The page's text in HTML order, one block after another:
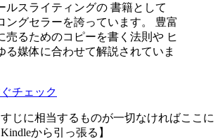
ルスライティングの 書籍として
ングセラーを誇っています。 豊富
売るためのコピーを書く法則や ヒ
る媒体に合わせて解説されていま
チェック
すじに相当するものが一切なければここに
から引っ張る】